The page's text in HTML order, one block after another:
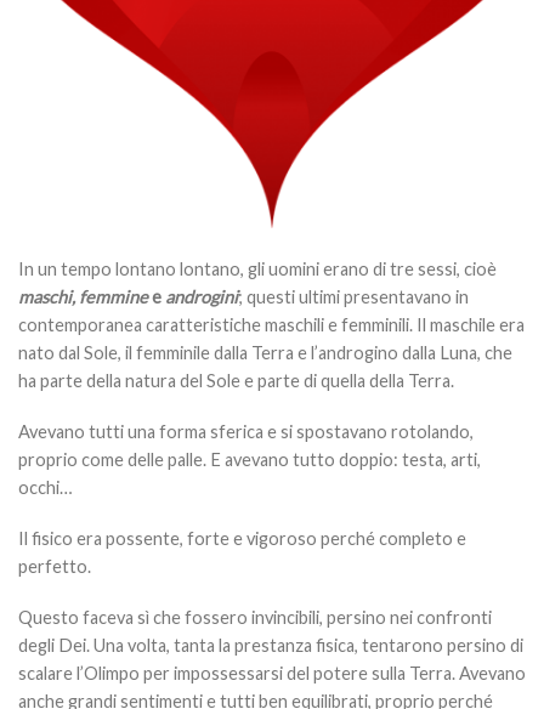
In un tempo lontano lontano, gli uomini erano di tre sessi, cioè
maschi, femminee androgini; questi ultimi presentavano in
contemporanea caratteristiche maschili e femminili. Il maschile era
nato dal Sole, il femminile dalla Terra e l’androgino dalla Luna, che
ha parte della natura del Sole e parte di quella della Terra.
Avevano tutti una forma sferica e si spostavano rotolando,
proprio come delle palle. E avevano tutto doppio: testa, arti,
occhi…
Il fisico era possente, forte e vigoroso perché completo e
perfetto.
Questo faceva sì che fossero invincibili, persino nei confronti
degli Dei. Una volta, tanta la prestanza fisica, tentarono persino di
scalare l’Olimpo per impossessarsi del potere sulla Terra. Avevano
anche grandi sentimenti e tutti ben equilibrati, proprio perché